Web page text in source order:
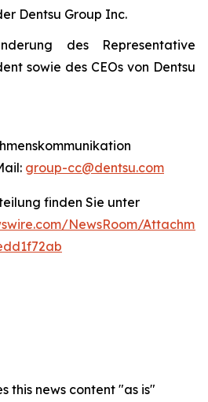
Dentsu Group Inc.
des Representative
sowie des CEOs von Dentsu
group-cc@dentsu.com
finden Sie unter
NewsRoom/
this news content "as is"